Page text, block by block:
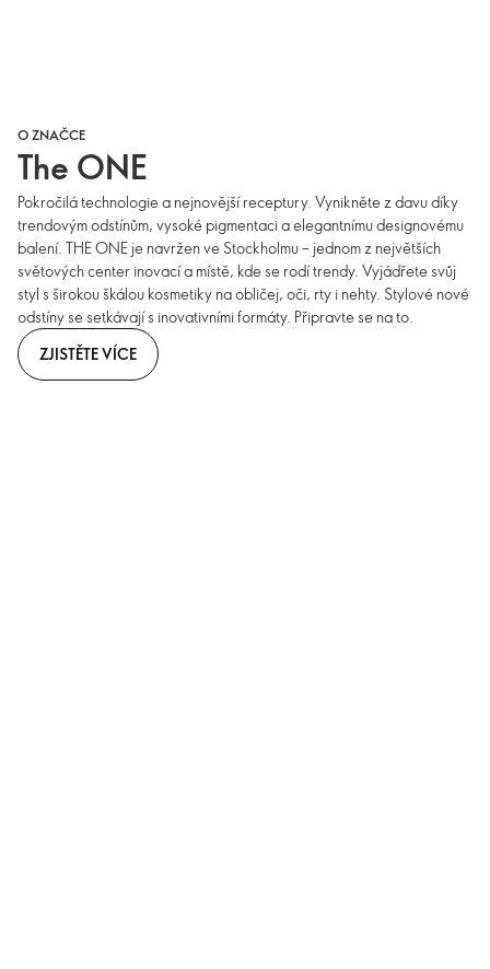
O ZNAČCE
The ONE
Pokročilá technologie a nejnovější receptury. Vynikněte z davu díky
trendovým odstínům, vysoké pigmentaci a elegantnímu designovému
balení. THE ONE je navržen ve Stockholmu – jednom z největších
světových center inovací a místě, kde se rodí trendy. Vyjádřete svůj
styl s širokou škálou kosmetiky na obličej, oči, rty i nehty. Stylové nové
odstíny se setkávají s inovativními formáty. Připravte se na to.
ZJISTĚTE VÍCE